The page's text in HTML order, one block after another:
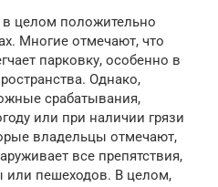
целом положительно
Многие отмечают, что
парковку, особенно в
Однако,
срабатывания,
или при наличии грязи
владельцы отмечают,
все препятствия,
или пешеходов. В целом,